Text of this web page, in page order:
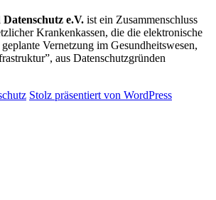
e.V. ist ein Zusammenschluss
Krankenkassen, die die elektronische
Vernetzung im Gesundheitswesen,
aus Datenschutzgründen
Stolz präsentiert von WordPress